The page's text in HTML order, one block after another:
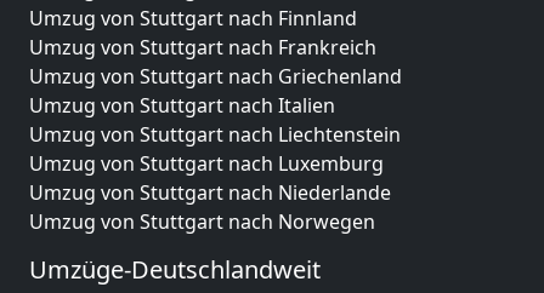
Umzug von Stuttgart nach Finnland
Umzug von Stuttgart nach Frankreich
Umzug von Stuttgart nach Griechenland
Umzug von Stuttgart nach Italien
Umzug von Stuttgart nach Liechtenstein
Umzug von Stuttgart nach Luxemburg
Umzug von Stuttgart nach Niederlande
Umzug von Stuttgart nach Norwegen
Umzüge-Deutschlandweit